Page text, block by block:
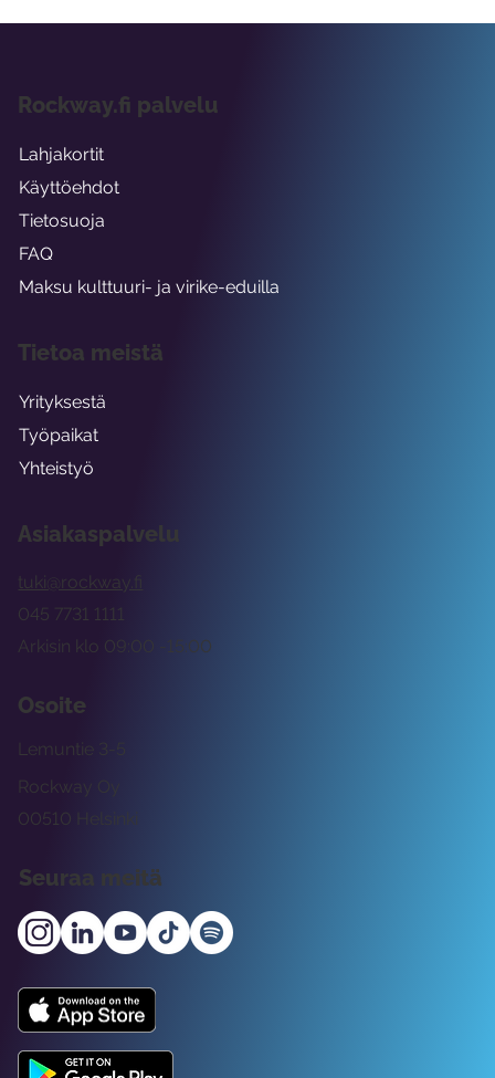
Asiakaspalvelu
tuki@rockway.fi
Arkisin klo 09:00 -15:00
045 7731 1111
Osoite
Rockway Oy
Lemuntie 3-5
00510 Helsinki
Seuraa meitä
Rockway.fi palvelu
Lahjakortit
Käyttöehdot
Tietosuoja
FAQ
Maksu kulttuuri- ja virike-eduilla
Tietoa meistä
Yrityksestä
Työpaikat
Yhteistyö